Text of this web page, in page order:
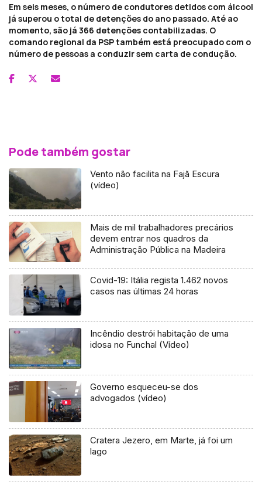
Em seis meses, o número de condutores detidos com álcool
já superou o total de detenções do ano passado. Até ao
momento, são já 366 detenções contabilizadas. O
comando regional da PSP também está preocupado com o
número de pessoas a conduzir sem carta de condução.
Pode também gostar
Vento não facilita na Fajã Escura
(vídeo)
Mais de mil trabalhadores precários
devem entrar nos quadros da
Administração Pública na Madeira
Covid-19: Itália regista 1.462 novos
casos nas últimas 24 horas
Incêndio destrói habitação de uma
idosa no Funchal (Vídeo)
Governo esqueceu-se dos
advogados (vídeo)
Cratera Jezero, em Marte, já foi um
lago